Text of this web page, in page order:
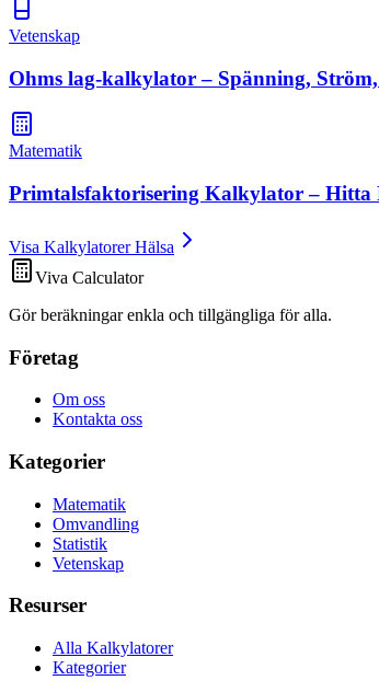
Vetenskap
Ohms lag-kalkylator – Spänning, Ström,
Matematik
Primtalsfaktorisering Kalkylator – Hitta
Visa Kalkylatorer Hälsa
Viva Calculator
Gör beräkningar enkla och tillgängliga för alla.
Företag
Om oss
Kontakta oss
Kategorier
Matematik
Omvandling
Statistik
Vetenskap
Resurser
Alla Kalkylatorer
Kategorier